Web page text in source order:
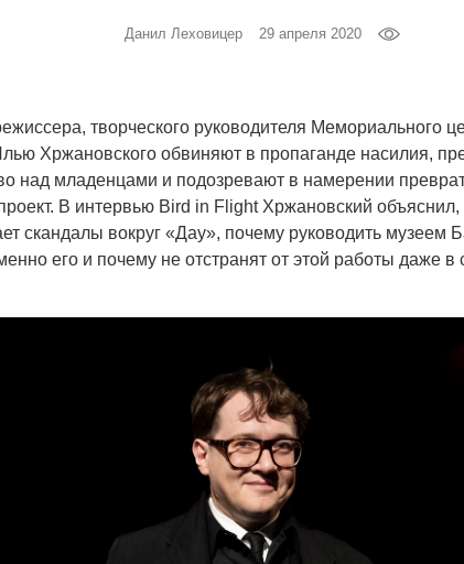
Данил Леховицер 29 апреля 2020
творческого руководителя Мемориального
Хржановского обвиняют в пропаганде насилия,
над младенцами и подозревают в намерении
В интервью Bird in Flight Хржановский объяснил,
скандалы вокруг «Дау», почему руководить музеем
его и почему не отстранят от этой работы даже в